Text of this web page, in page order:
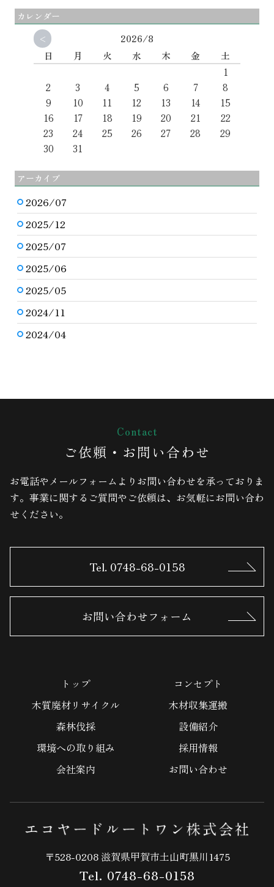
カレンダー
<
2026/8
日
月 火 水 木 金
土
1
2
3 4 5 6 7
8
9
10 11 12 13 14
15
16
17 18 19 20 21
22
23
24 25 26 27 28
29
30
31
アーカイブ
2026/07
2025/12
2025/07
2025/06
2025/05
2024/11
2024/04
Contact
ご依頼・お問い合わせ
お電話やメールフォームよりお問い合わせを承っておりま
す。 事業に関するご質問やご依頼は、お気軽にお問い合わ
せください。
Tel. 0748-68-0158
お問い合わせフォーム
トップ
コンセプト
木質廃材リサイクル
木材収集運搬
森林伐採
設備紹介
環境への取り組み
採用情報
会社案内
お問い合わせ
〒528-0208 滋賀県甲賀市土山町黒川1475
Tel. 0748-68-0158